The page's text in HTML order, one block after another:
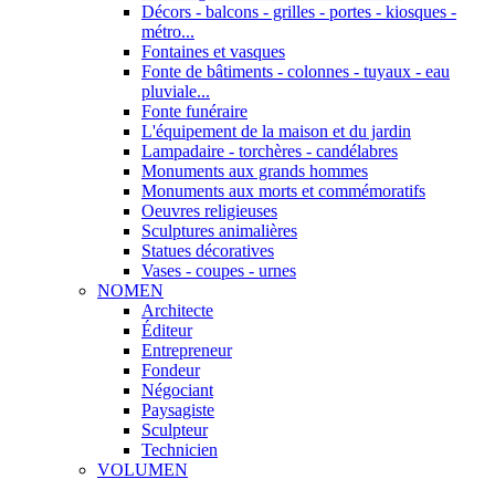
Décors - balcons - grilles - portes - kiosques -
métro...
Fontaines et vasques
Fonte de bâtiments - colonnes - tuyaux - eau
pluviale...
Fonte funéraire
L'équipement de la maison et du jardin
Lampadaire - torchères - candélabres
Monuments aux grands hommes
Monuments aux morts et commémoratifs
Oeuvres religieuses
Sculptures animalières
Statues décoratives
Vases - coupes - urnes
NOMEN
Architecte
Éditeur
Entrepreneur
Fondeur
Négociant
Paysagiste
Sculpteur
Technicien
VOLUMEN